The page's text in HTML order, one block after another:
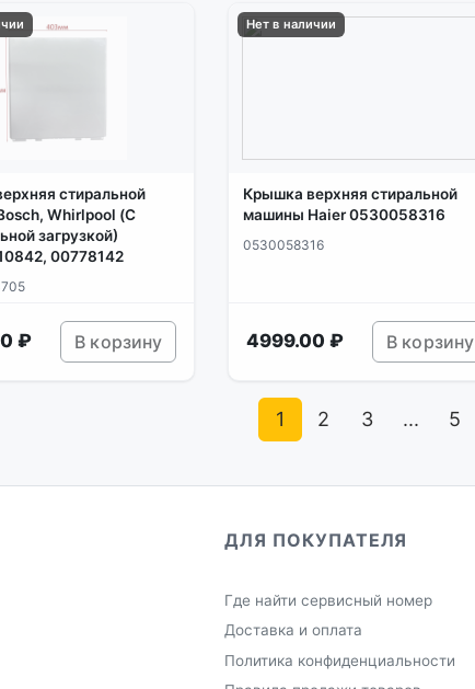
стиральной
Whirlpool (С
загрузкой)
00778142
₽ В корзину
Нет в наличии
Крышка верхняя стиральной
машины Haier 0530058316
0530058316
4999.00 ₽ В корзину
1 2 3 ... 5
ДЛЯ ПОКУПАТЕЛЯ
Где найти сервисный номер
Доставка и оплата
Политика конфиденциальности